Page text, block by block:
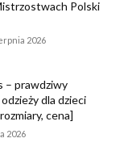
Polski
2026
– prawdziwy
dla dzieci
cena]
2026